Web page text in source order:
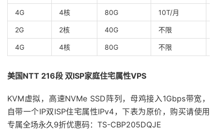
4G 4核 80G 10T/月
2G 2核 40G 不限
4G 4核 80G 不限
美国NTT 216段 双ISP家庭住宅属性VPS
KVM虚拟，高速NVMe SSD阵列，母鸡接入1Gbps带宽，
自带一个IP双ISP住宅属性IPv4，下表为原价，购买请使用
专属全场永久9折优惠码：TS-CBP205DQJE